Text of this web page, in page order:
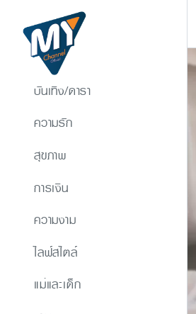
บันเทิง/ดารา
ความรัก
สุขภาพ
การเงิน
ความงาม
ไลฟ์สไตล์
แม่และเด็ก